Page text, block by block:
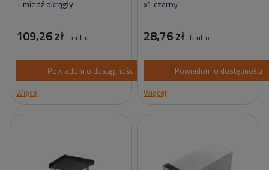
+ miedź okrągły
109,26 zł brutto
Powiadom o dostępności
Więcej
x1 czarny
28,76 zł brutto
Powiadom o dostępności
Więcej